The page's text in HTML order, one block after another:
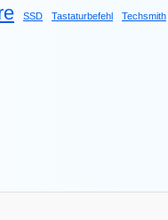
SSD Tastaturbefehl Techsmith